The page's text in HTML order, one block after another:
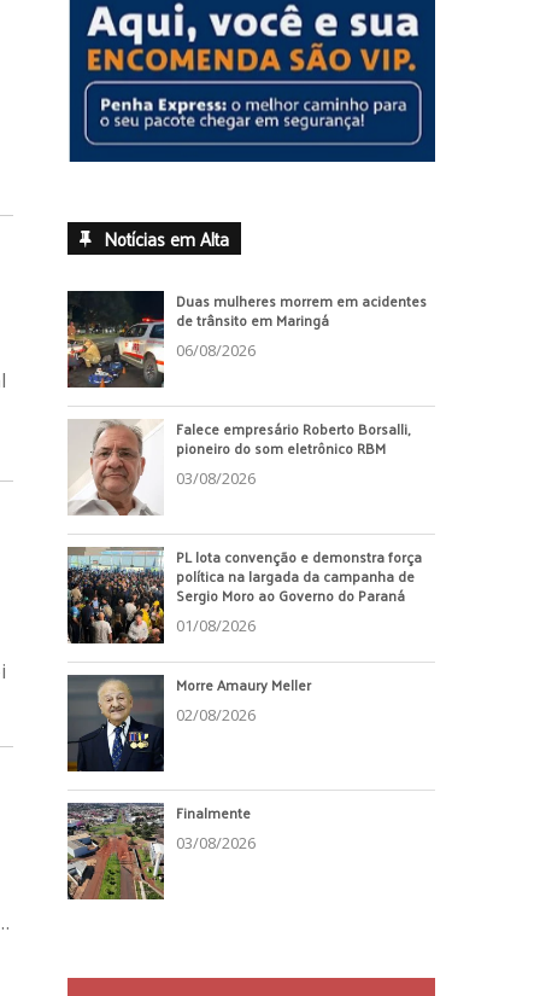
Notícias em Alta
Duas mulheres morrem em acidentes
de trânsito em Maringá
06/08/2026
Falece empresário Roberto Borsalli,
pioneiro do som eletrônico RBM
03/08/2026
PL lota convenção e demonstra força
política na largada da campanha de
Sergio Moro ao Governo do Paraná
01/08/2026
Morre Amaury Meller
02/08/2026
Finalmente
03/08/2026